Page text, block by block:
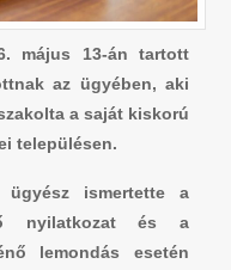
május 13-án tartott
az ügyében, aki
a saját kiskorú
településen.
ismertette a
nyilatkozat és a
lemondás esetén